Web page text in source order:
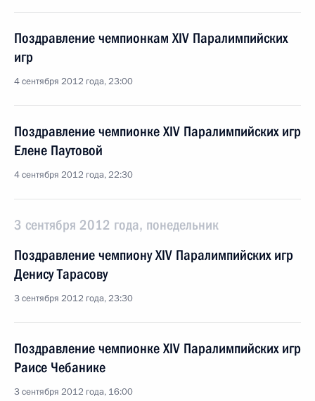
Поздравление чемпионкам XIV Паралимпийских
игр
4 сентября 2012 года, 23:00
Поздравление чемпионке XIV Паралимпийских игр
Елене Паутовой
4 сентября 2012 года, 22:30
3 сентября 2012 года, понедельник
Поздравление чемпиону XIV Паралимпийских игр
Денису Тарасову
3 сентября 2012 года, 23:30
Поздравление чемпионке XIV Паралимпийских игр
Раисе Чебанике
3 сентября 2012 года, 16:00